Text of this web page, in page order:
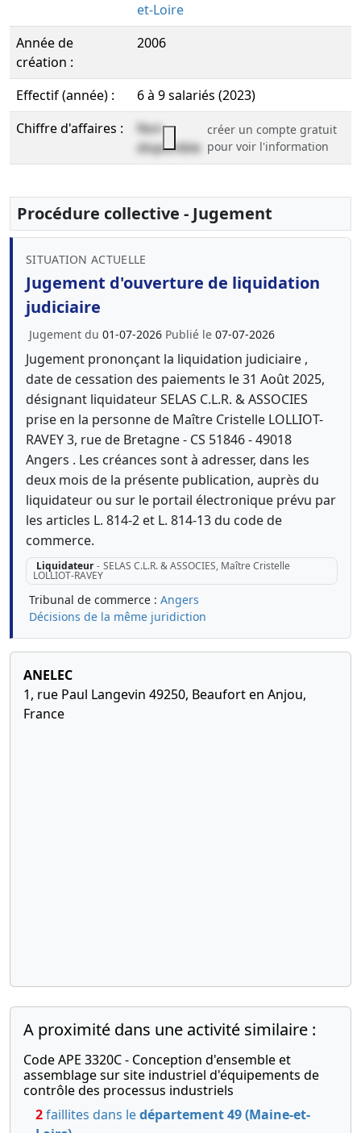
et-Loire
Année de
création :
2006
Effectif (année) :
6 à 9 salariés (2023)
Chiffre d'affaires :
Non
disponible
créer un compte gratuit
pour voir l'information
Procédure collective - Jugement
SITUATION ACTUELLE
Jugement d'ouverture de liquidation
judiciaire
Jugement du 01-07-2026 Publié le 07-07-2026
Jugement prononçant la liquidation judiciaire ,
date de cessation des paiements le 31 Août 2025,
désignant liquidateur SELAS C.L.R. & ASSOCIES
prise en la personne de Maître Cristelle LOLLIOT-
RAVEY 3, rue de Bretagne - CS 51846 - 49018
Angers . Les créances sont à adresser, dans les
deux mois de la présente publication, auprès du
liquidateur ou sur le portail électronique prévu par
les articles L. 814-2 et L. 814-13 du code de
commerce.
Liquidateur - SELAS C.L.R. & ASSOCIES, Maître Cristelle
LOLLIOT-RAVEY
Tribunal de commerce : Angers
Décisions de la même juridiction
ANELEC
1, rue Paul Langevin 49250, Beaufort en Anjou,
France
A proximité dans une activité similaire :
Code APE 3320C - Conception d'ensemble et
assemblage sur site industriel d'équipements de
contrôle des processus industriels
2faillites dans ledépartement 49 (Maine-et-